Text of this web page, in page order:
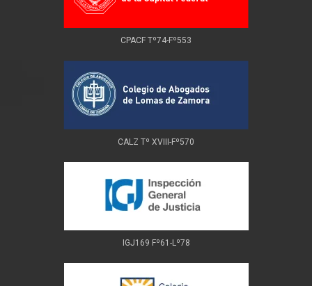
CPACF Tº74-Fº553
CALZ Tº XVIII-Fº570
IGJ169 Fº61-Lº78